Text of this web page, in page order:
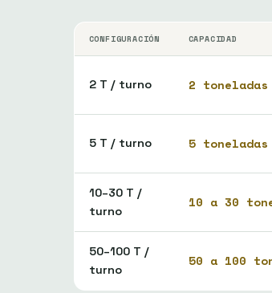
CONFIGURACIÓN CAPACIDAD
2 T / turno 2
5 T / turno 5
10–30 T /
turno
10 a 30
50–100 T /
turno
50 a 100